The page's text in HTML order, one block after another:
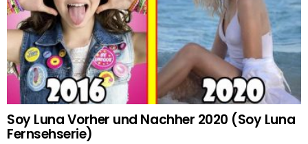
Soy Luna Vorher und Nachher 2020 (Soy Luna
Fernsehserie)